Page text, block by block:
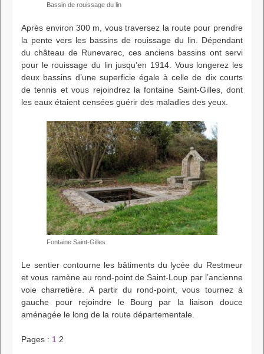
Bassin de rouissage du lin
Après environ 300 m, vous traversez la route pour prendre
la pente vers les bassins de rouissage du lin. Dépendant
du château de Runevarec, ces anciens bassins ont servi
pour le rouissage du lin jusqu’en 1914. Vous longerez les
deux bassins d’une superficie égale à celle de dix courts
de tennis et vous rejoindrez la fontaine Saint-Gilles, dont
les eaux étaient censées guérir des maladies des yeux.
Fontaine Saint-Gilles
Le sentier contourne les bâtiments du lycée du Restmeur
et vous ramène au rond-point de Saint-Loup par l’ancienne
voie charretière. A partir du rond-point, vous tournez à
gauche pour rejoindre le Bourg par la liaison douce
aménagée le long de la route départementale.
Pages : 1 2